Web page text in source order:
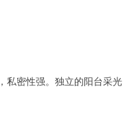
私密性强。独立的阳台采光